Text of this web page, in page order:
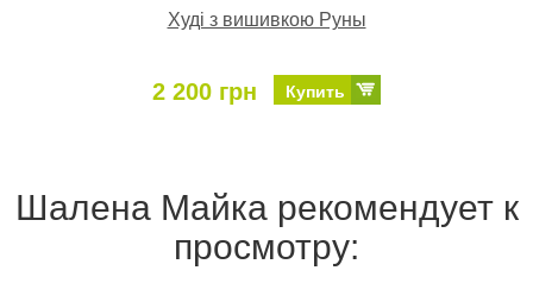
Худі з вишивкою Руны
2 200 грн Купить
Шалена Майка рекомендует к
просмотру: